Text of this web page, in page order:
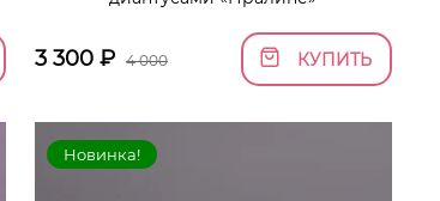
3 300₽ 4 000 КУПИТЬ
Новинка!